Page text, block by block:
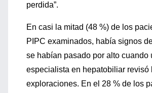
perdida”.
En casi la mitad (48 %) de los
PIPC examinados, había signos
se habían pasado por alto cuando
especialista en hepatobiliar revisó
exploraciones. En el 28 % de los